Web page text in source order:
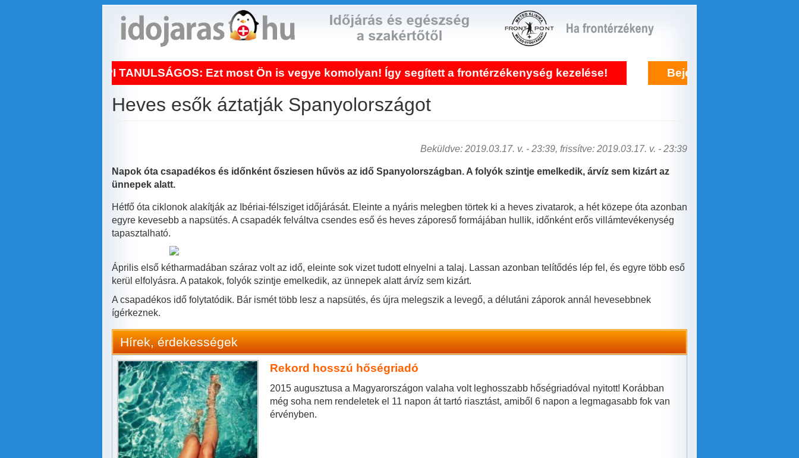
NAPI TANULSÁGOS: Ezt most Ön is vegye komolyan! Így segített a frontérzékenység kezelése! Bejelentkezés
Heves esők áztatják Spanyolországot
Beküldve: 2019.03.17. v. - 23:39, frissítve: 2019.03.17. v. - 23:39
Napok óta csapadékos és időnként ősziesen hűvös az idő Spanyolországban. A folyók szintje emelkedik, árvíz sem kizárt az
ünnepek alatt.
Hétfő óta ciklonok alakítják az Ibériai-félsziget időjárását. Eleinte a nyáris melegben törtek ki a heves zivatarok, a hét közepe óta azonban
egyre kevesebb a napsütés. A csapadék felváltva csendes eső és heves záporeső formájában hullik, időnként erős villámtevékenység
tapasztalható.
Április első kétharmadában száraz volt az idő, eleinte sok vizet tudott elnyelni a talaj. Lassan azonban telítődés lép fel, és egyre több eső
kerül elfolyásra. A patakok, folyók szintje emelkedik, az ünnepek alatt árvíz sem kizárt.
A csapadékos idő folytatódik. Bár ismét több lesz a napsütés, és újra melegszik a levegő, a délutáni záporok annál hevesebbnek
ígérkeznek.
Hírek, érdekességek
Rekord hosszú hőségriadó
2015 augusztusa a Magyarországon valaha volt leghosszabb hőségriadóval nyitott! Korábban
még soha nem rendeletek el 11 napon át tartó riasztást, amiből 6 napon a legmagasabb fok van
érvényben.